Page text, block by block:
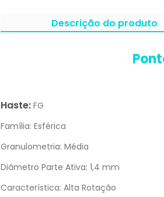
Descrição do produto
Haste: FG
Família: Esférica
Granulometria: Média
Diâmetro Parte Ativa: 1,4 mm
Característica: Alta Rotação